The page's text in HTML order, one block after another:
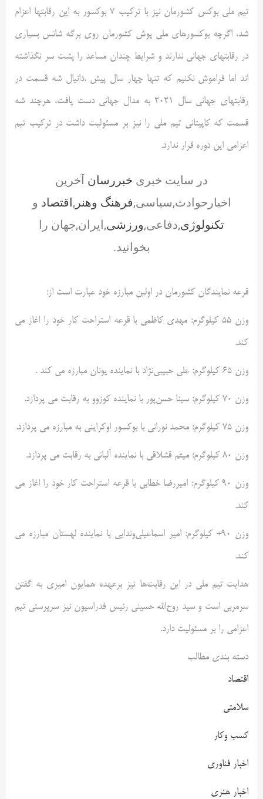
تیم ملی بوکس کشورمان نیز با ترکیب ۷ بوکسور به این رقابتها اعزام
شد، اگرچه بوکسورهای ملی پوش کشورمان روی برگه شانس بسیاری
در رقابتهای جهانی ندارند و شرایط چندان مساعد را پشت سر نگذاشته
اند اما فراموش نکنیم که تنها چهار سال پیش ،دانیال شه قسمت در
رقابتهای جهانی سال ۲۰۲۱ به مدال جهانی دست یافت، هرچند شه
قسمت که کاپیتانی تیم ملی را نیز بر مسئولیت داشت در ترکیب تیم
اعزامی این دوره قرار ندارد.
در سایت خبری خبررسان آخرین
اخبارحوادث,سیاسی,فرهنگ وهنر ,اقتصاد و
تکنولوژی,دفاعی,ورزشی,ایران,جهان را
بخوانید.
قرعه نمایندگان کشورمان در اولین مبارزه خود عبارت است از:
وزن ۵۵ کیلوگرم: مهدی کاظمی با قرعه استراحت کار خود را اغاز می
کند.
وزن ۶۵ کیلوگرم: علی حبیبی‌نژاد با نماینده یونان مبارزه می کند .
وزن ۷۰ کیلوگرم: سینا حسن‌پور با نماینده کوزوو به رقابت می پردازد.
وزن ۷۵ کیلوگرم: محمد نورانی با بوکسور اوکراینی به مبارزه می پردازد.
وزن ۸۰ کیلوگرم: میثم قشلاقی با نماینده آلبانی به رقابت می پردازد.
وزن ۹۰ کیلوگرم: امیررضا خطابی با قرعه استراحت کار خود را اغاز می
کند.
وزن ۹۰+ کیلوگرم: امیر اسماعیلی‌وندایی با نماینده لهستان مبارزه می
کند.
هدایت تیم ملی در این رقابت‌ها نیز برعهده همایون امیری به گفتن
سرمربی است و سید روح‌الله حسینی رئیس فدراسیون نیز سرپرستی تیم
اعزامی را بر مسئولیت دارد.
دسته بندی مطالب
اقتصاد
سلامتی
کسب وکار
اخبار فناوری
اخبار هنری